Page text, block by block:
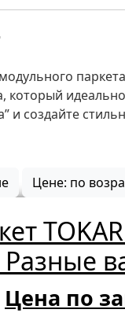
и создайте
Цене: по
Цена по